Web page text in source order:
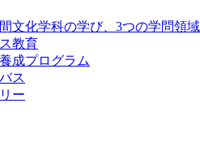
文化学科の学び、3つの学問領
教育
成プログラム
ス
ー